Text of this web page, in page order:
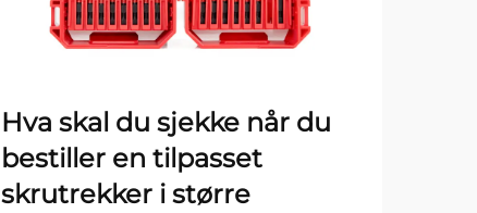
Hva skal du sjekke når du
bestiller en tilpasset
skrutrekker i større